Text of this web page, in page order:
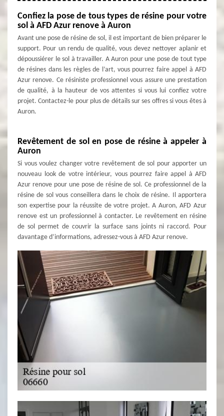
Confiez la pose de tous types de résine pour votre
sol à AFD Azur renove à Auron
Avant une pose de résine de sol, il est important de bien préparer le
support. Pour un rendu de qualité, vous devez nettoyer aplanir et
dépoussiérer le sol à travailler. A Auron pour une pose de tout type
de résines dans les règles de l’art, vous pourrez faire appel à AFD
Azur renove. Ce résiniste professionnel vous assure une prestation
de qualité, à la hauteur de vos attentes si vous lui confiez votre
projet. Contactez-le pour plus de détails sur ses offres si vous êtes à
Auron.
Revêtement de sol en pose de résine à appeler à
Auron
Si vous voulez changer votre revêtement de sol pour apporter un
nouveau look de votre intérieur, vous pourrez faire appel à AFD
Azur renove pour une pose de résine de sol. Ce professionnel de la
résine de sol vous conseillera dans le choix de résine. Il apportera
son expertise pour la réussite de votre projet. A Auron, AFD Azur
renove est un professionnel à contacter. Le revêtement en résine
de sol permet de couvrir la surface sans joints ni raccord. Pour
davantage d’informations, adressez-vous à AFD Azur renove.